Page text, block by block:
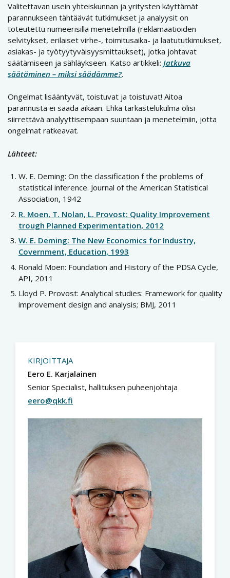
Valitettavan usein yhteiskunnan ja yritysten käyttämät
parannukseen tähtäävät tutkimukset ja analyysit on
toteutettu numeerisilla menetelmillä (reklamaatioiden
selvitykset, erilaiset virhe-, toimitusaika- ja laatututkimukset,
asiakas- ja työtyytyväisyysmittaukset), jotka johtavat
säätämiseen ja sähläykseen. Katso artikkeli: Jatkuva
säätäminen – miksi säädämme?.
Ongelmat lisääntyvät, toistuvat ja toistuvat! Aitoa
parannusta ei saada aikaan. Ehkä tarkastelukulma olisi
siirrettävä analyyttisempaan suuntaan ja menetelmiin, jotta
ongelmat ratkeavat.
Lähteet:
W. E. Deming: On the classification f the problems of
statistical inference. Journal of the American Statistical
Association, 1942
R. Moen, T. Nolan, L. Provost: Quality Improvement
trough Planned Experimentation, 2012
W. E. Deming: The New Economics for Industry,
Covernment, Education, 1993
Ronald Moen: Foundation and History of the PDSA Cycle,
API, 2011
Lloyd P. Provost: Analytical studies: Framework for quality
improvement design and analysis; BMJ, 2011
KIRJOITTAJA
Eero E. Karjalainen
Senior Specialist, hallituksen puheenjohtaja
eero@qkk.fi